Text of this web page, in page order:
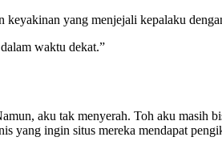
yang menjejali kepalaku
waktu dekat.”
aku tak menyerah. Toh aku masih
yang ingin situs mereka mendapat